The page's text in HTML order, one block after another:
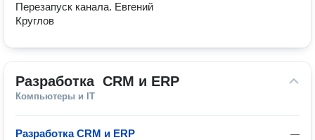
Перезапуск канала. Евгений
Круглов
Разработка  СRM и ERP
Компьютеры и IT
—
Разработка CRM и ERP